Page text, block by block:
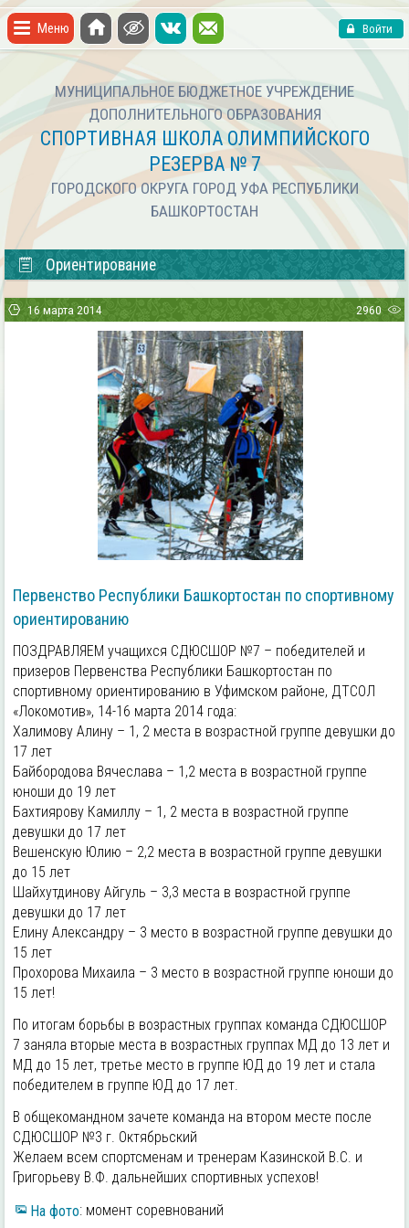
Меню Войти
МУНИЦИПАЛЬНОЕ БЮДЖЕТНОЕ УЧРЕЖДЕНИЕ
ДОПОЛНИТЕЛЬНОГО ОБРАЗОВАНИЯ
СПОРТИВНАЯ ШКОЛА ОЛИМПИЙСКОГО
РЕЗЕРВА № 7
ГОРОДСКОГО ОКРУГА ГОРОД УФА РЕСПУБЛИКИ
БАШКОРТОСТАН
Ориентирование
16 марта 2014 2960
Первенство Республики Башкортостан по спортивному
ориентированию
ПОЗДРАВЛЯЕМ учащихся СДЮСШОР №7 – победителей и
призеров Первенства Республики Башкортостан по
спортивному ориентированию в Уфимском районе, ДТСОЛ
«Локомотив», 14-16 марта 2014 года:
Халимову Алину – 1, 2 места в возрастной группе девушки до
17 лет
Байбородова Вячеслава – 1,2 места в возрастной группе
юноши до 19 лет
Бахтиярову Камиллу – 1, 2 места в возрастной группе
девушки до 17 лет
Вешенскую Юлию – 2,2 места в возрастной группе девушки
до 15 лет
Шайхутдинову Айгуль – 3,3 места в возрастной группе
девушки до 17 лет
Елину Александру – 3 место в возрастной группе девушки до
15 лет
Прохорова Михаила – 3 место в возрастной группе юноши до
15 лет!
По итогам борьбы в возрастных группах команда СДЮСШОР
7 заняла вторые места в возрастных группах МД до 13 лет и
МД до 15 лет, третье место в группе ЮД до 19 лет и стала
победителем в группе ЮД до 17 лет.
В общекомандном зачете команда на втором месте после
СДЮСШОР №3 г. Октябрьский
Желаем всем спортсменам и тренерам Казинской В.С. и
Григорьеву В.Ф. дальнейших спортивных успехов!
На фото: момент соревнований